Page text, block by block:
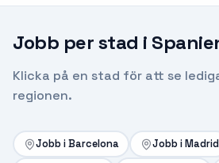
Jobb per stad i
Klicka på en stad för att se
regionen.
Jobb iBarcelona Jobb iMadrid